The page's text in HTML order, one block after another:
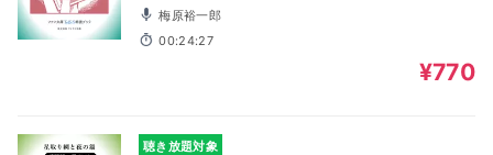
梅原裕一郎
00:24:27
¥770
聴き放題対象